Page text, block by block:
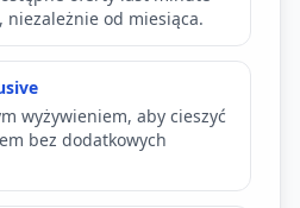
niezależnie od miesiąca.
wyżywieniem, aby cieszyć
bez dodatkowych